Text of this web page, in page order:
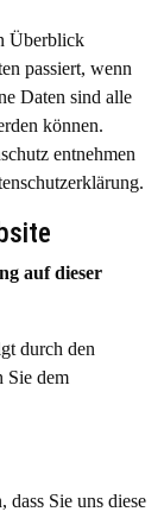
Überblick
passiert, wenn
Daten sind alle
können.
entnehmen
auf dieser
durch den
Sie dem
dass Sie uns diese